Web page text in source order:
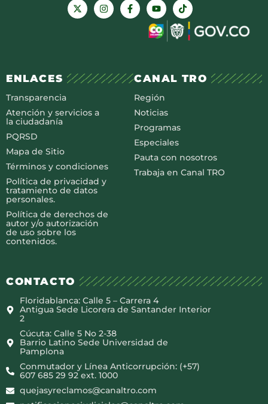
ENLACES
Transparencia
Atención y servicios a
la ciudadanía
PQRSD
Mapa de Sitio
Términos y condiciones
Política de privacidad y
tratamiento de datos
personales.
Política de derechos de
autor y/o autorización
de uso sobre los
contenidos.
CANAL TRO
Región
Noticias
Programas
Especiales
Pauta con nosotros
Trabaja en Canal TRO
CONTACTO
Floridablanca: Calle 5 – Carrera 4
Antigua Sede Licorera de Santander Interior
2
Cúcuta: Calle 5 No 2-38
Barrio Latino Sede Universidad de
Pamplona
Conmutador y Línea Anticorrupción: (+57)
607 685 29 92 ext. 1000
quejasyreclamos@canaltro.com